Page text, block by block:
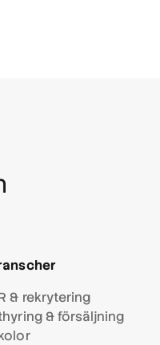
& rekrytering
& försäljning